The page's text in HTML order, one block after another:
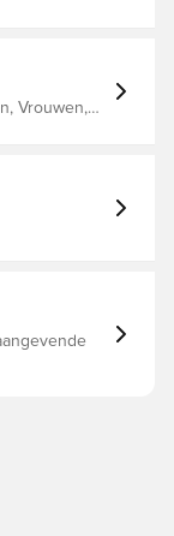
Vrouwen,